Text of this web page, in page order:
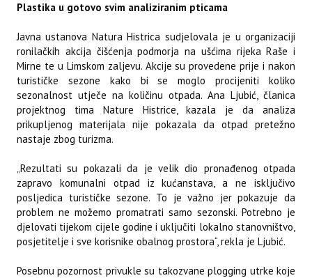
Plastika u gotovo svim analiziranim pticama
Javna ustanova Natura Histrica sudjelovala je u organizaciji
ronilačkih akcija čišćenja podmorja na ušćima rijeka Raše i
Mirne te u Limskom zaljevu. Akcije su provedene prije i nakon
turističke sezone kako bi se moglo procijeniti koliko
sezonalnost utječe na količinu otpada. Ana Ljubić, članica
projektnog tima Nature Histrice, kazala je da analiza
prikupljenog materijala nije pokazala da otpad pretežno
nastaje zbog turizma.
„Rezultati su pokazali da je velik dio pronađenog otpada
zapravo komunalni otpad iz kućanstava, a ne isključivo
posljedica turističke sezone. To je važno jer pokazuje da
problem ne možemo promatrati samo sezonski. Potrebno je
djelovati tijekom cijele godine i uključiti lokalno stanovništvo,
posjetitelje i sve korisnike obalnog prostora“, rekla je Ljubić.
Posebnu pozornost privukle su takozvane plogging utrke koje